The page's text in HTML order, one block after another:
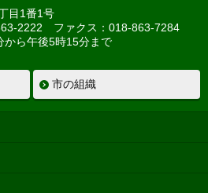
目1番1号
2222 ファクス：018-863-7284
から午後5時15分まで
市の組織